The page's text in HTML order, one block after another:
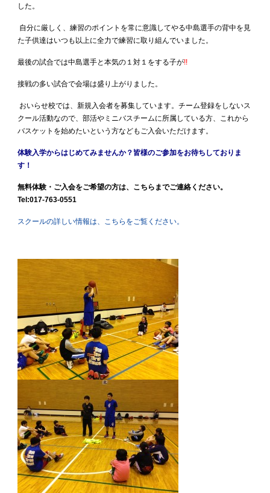
した。
自分に厳しく、練習のポイントを常に意識してやる中島選手の背中を見
た子供達はいつも以上に全力で練習に取り組んでいました。
最後の試合では中島選手と本気の１対１をする子が!!
接戦の多い試合で会場は盛り上がりました。
おいらせ校では、新規入会者を募集しています。チーム登録をしないス
クール活動なので、部活やミニバスチームに所属している方、これから
バスケットを始めたいという方などもご入会いただけます。
体験入学からはじめてみませんか？皆様のご参加をお待ちしておりま
す！
無料体験・ご入会をご希望の方は、こちらまでご連絡ください。
Tel:017-763-0551
スクールの詳しい情報は、こちらをご覧ください。